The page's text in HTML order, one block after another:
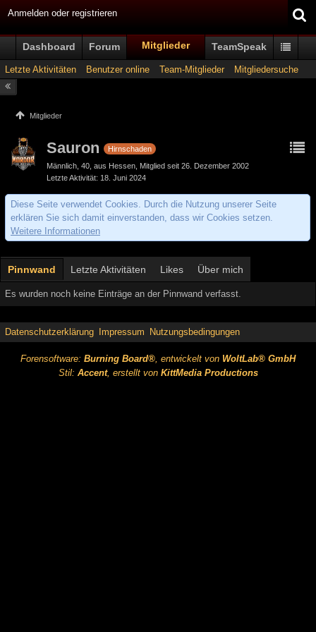
Anmelden oder registrieren
Dashboard Forum Mitglieder TeamSpeak
Letzte Aktivitäten Benutzer online Team-Mitglieder Mitgliedersuche
Mitglieder
Sauron
Hirnschaden
Männlich 40 aus Hessen Mitglied seit 26. Dezember 2002
Letzte Aktivität 18. Juni 2024
Diese Seite verwendet Cookies. Durch die Nutzung unserer Seite
erklären Sie sich damit einverstanden, dass wir Cookies setzen.
Weitere Informationen
Pinnwand Letzte Aktivitäten Likes Über mich
Es wurden noch keine Einträge an der Pinnwand verfasst.
Datenschutzerklärung Impressum Nutzungsbedingungen
Forensoftware: Burning Board®, entwickelt von WoltLab® GmbH
Stil: Accent, erstellt von KittMedia Productions